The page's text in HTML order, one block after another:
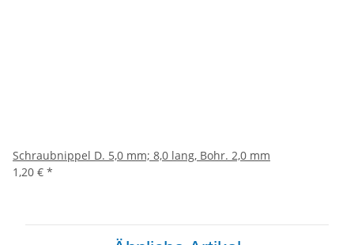
Schraubnippel D. 5,0 mm; 8,0 lang, Bohr. 2,0 mm
1,20 € *